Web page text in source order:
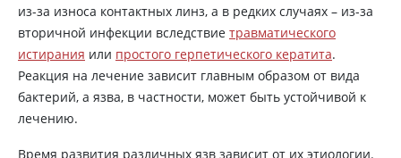
из-за износа контактных линз, а в редких случаях – из-за
вторичной инфекции вследствие травматического
истирания или простого герпетического кератита.
Реакция на лечение зависит главным образом от вида
бактерий, а язва, в частности, может быть устойчивой к
лечению.
Время развития различных язв зависит от их этиологии.